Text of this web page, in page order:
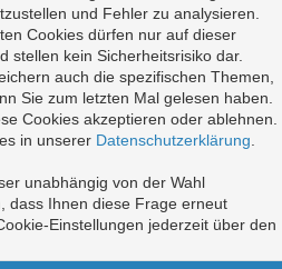
und Fehler zu analysieren.
Cookies dürfen nur auf dieser
stellen kein Sicherheitsrisiko dar.
auch die spezifischen Themen,
Sie zum letzten Mal gelesen haben.
Cookies akzeptieren oder ablehnen.
in unserer Datenschutzerklärung
unabhängig von der Wahl
dass Ihnen diese Frage erneut
Einstellungen jederzeit über den